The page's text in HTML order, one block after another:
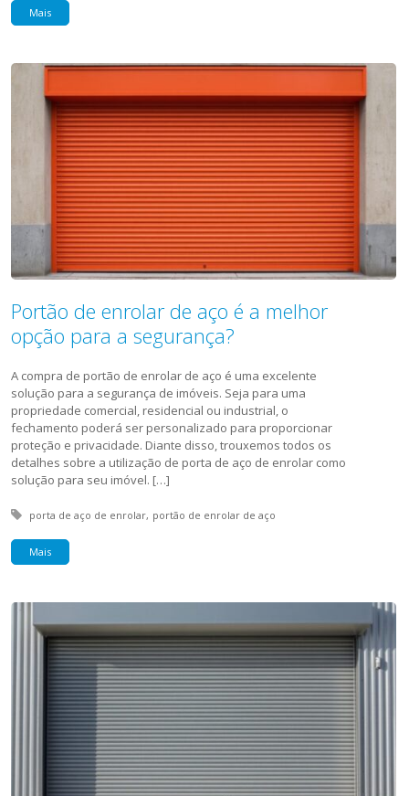
Mais
Portão de enrolar de aço é a melhor
opção para a segurança?
A compra de portão de enrolar de aço é uma excelente
solução para a segurança de imóveis. Seja para uma
propriedade comercial, residencial ou industrial, o
fechamento poderá ser personalizado para proporcionar
proteção e privacidade. Diante disso, trouxemos todos os
detalhes sobre a utilização de porta de aço de enrolar como
solução para seu imóvel. […]
Tagged with:
porta de aço de enrolar portão de enrolar de aço
Mais